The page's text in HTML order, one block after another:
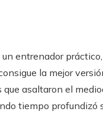
entrenador
la mejor
asaltaron el
tiempo profundizó